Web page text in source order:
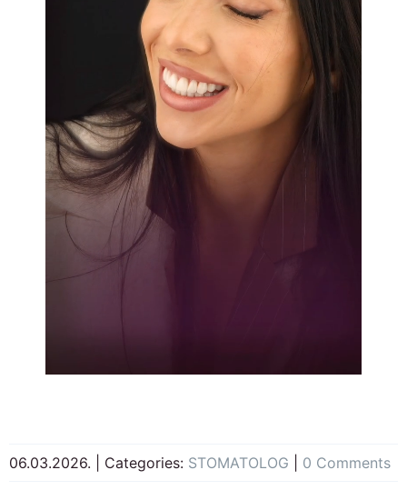
06.03.2026. Categories: STOMATOLOG 0 Comments